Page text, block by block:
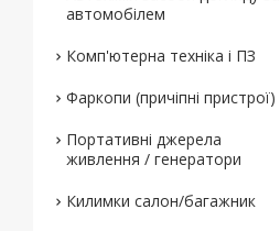
автомобілем
Комп'ютерна техніка і ПЗ
Фаркопи (причіпні пристрої)
Портативні джерела
живлення / генератори
Килимки салон/багажник